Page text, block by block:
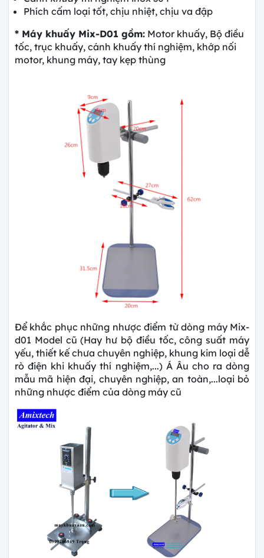
Phích cấm loại tốt, chịu nhiệt, chịu va đập
* Máy khuấy Mix-D01 gồm: Motor khuấy, Bộ điều
tốc, trục khuấy, cánh khuấy thí nghiệm, khớp nối
motor, khung máy, tay kẹp thùng
Để khắc phục những nhược điểm từ dòng máy Mix-
d01 Model cũ (Hay hư bộ điều tốc, công suất máy
yếu, thiết kế chưa chuyên nghiệp, khung kim loại dễ
rò điện khi khuấy thí nghiệm,...) Á Âu cho ra dòng
mẫu mã hiện đại, chuyên nghiệp, an toàn,...loại bỏ
những nhược điểm của dòng máy cũ